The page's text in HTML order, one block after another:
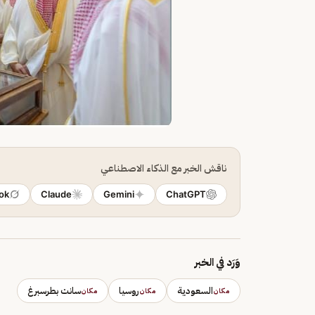
ناقش الخبر مع الذكاء الاصطناعي
ChatGPT
Gemini
Claude
وَرَد في الخبر
مكانالسعودية مكانروسيا مكانسانت بطرسبرغ